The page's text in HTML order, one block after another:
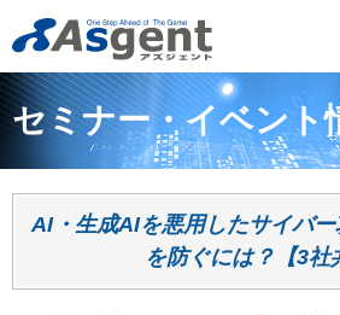
セミナー・イベント
AI・生成AIを悪用したサイバ
を防ぐには？【3社